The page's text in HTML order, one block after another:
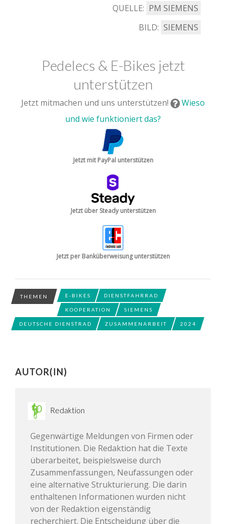
QUELLE: PM SIEMENS
BILD: SIEMENS
Pedelecs & E-Bikes jetzt
unterstützen
Jetzt mitmachen und uns unterstützen!
Wieso
und wie funktioniert das?
Jetzt mit PayPal unterstützen
Jetzt über Steady unterstützen
Jetzt per Banküberweisung unterstützen
THEMEN E-BIKES DIENSTFAHRRAD
KOOPERATION SIEMENS
DEUTSCHE DIENSTRAD ZUSAMMENARBEIT 2024
AUTOR(IN)
Redaktion
Gegenwärtige Meldungen von Firmen oder
Institutionen. Die Redaktion hat die Texte
überarbeitet, beispielsweise durch
Zusammenfassungen, Neufassungen oder
eine alternative Strukturierung. Die darin
enthaltenen Informationen wurden nicht
von der Redaktion eigenständig
recherchiert. Die Entscheidung über die